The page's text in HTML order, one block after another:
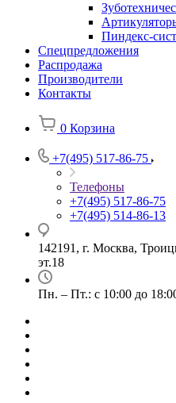
Пиндекс-
Спецпредложения
Распродажа
Производители
Контакты
0 Корзина
+7(495) 517-86-75
Телефоны
+7(495) 517-86-75
+7(495) 514-86-13
142191, г. Москва,
эт.18
Пн. – Пт.: с 10:00 до